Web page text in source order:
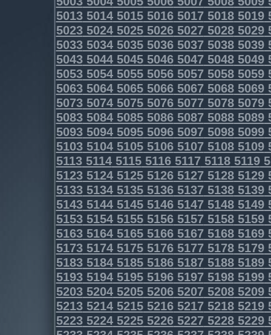
5013501450155016501750185019
5023502450255026502750285029
5033503450355036503750385039
5043504450455046504750485049
5053505450555056505750585059
5063506450655066506750685069
5073507450755076507750785079
5083508450855086508750885089
5093509450955096509750985099
5103510451055106510751085109
5113511451155116511751185119
5123512451255126512751285129
5133513451355136513751385139
5143514451455146514751485149
5153515451555156515751585159
5163516451655166516751685169
5173517451755176517751785179
5183518451855186518751885189
5193519451955196519751985199
5203520452055206520752085209
5213521452155216521752185219
5223522452255226522752285229